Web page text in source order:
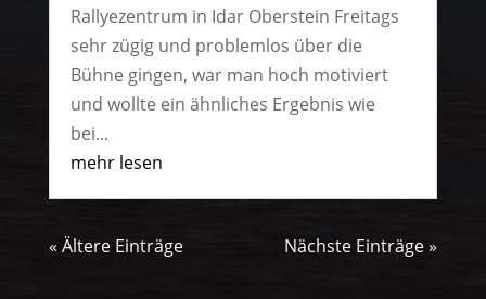
Rallyezentrum in Idar Oberstein Freitags
sehr zügig und problemlos über die
Bühne gingen, war man hoch motiviert
und wollte ein ähnliches Ergebnis wie
bei...
mehr lesen
« Ältere Einträge Nächste Einträge »